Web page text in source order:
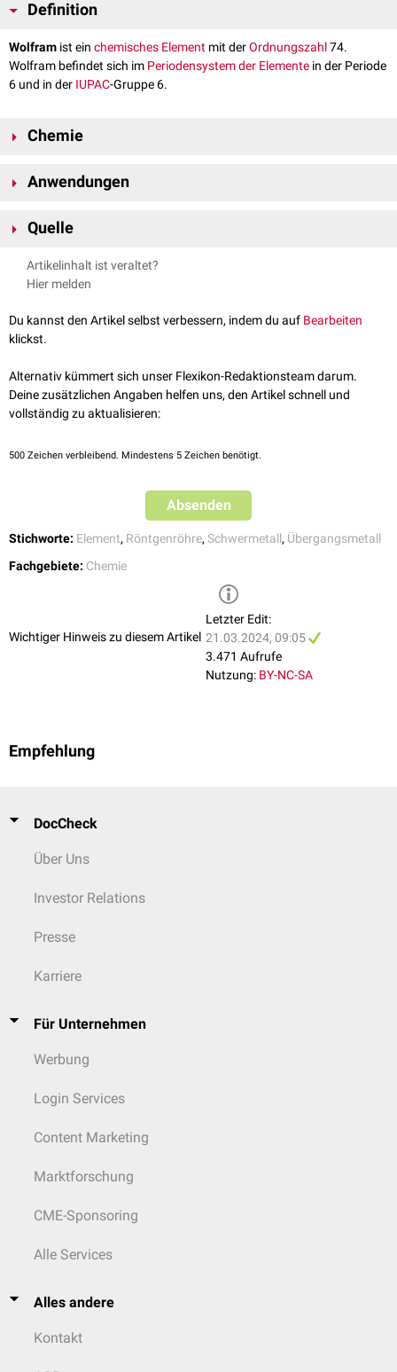
Definition
Wolfram ist ein chemisches Element mit derOrdnungszahl74.
Wolfram befindet sich im Periodensystem der Elemente in der Periode
6 und in der IUPAC-Gruppe 6.
Chemie
das chemisch sehr widerstandsfähig ist. Es hat ähnliche Eigenschaften
Schmelzpunkt
Anwendungen
Herstellung von Hartmetallen verarbeitet. Weiterhin wird reines Wolfram
Röntgenröhreneingesetzt.
Quelle
Chemie Lexikon
Artikelinhalt ist veraltet?
Hier melden
Du kannst den Artikel selbst verbessern, indem du auf Bearbeiten
klickst.
Alternativ kümmert sich unser Flexikon-Redaktionsteam darum.
Deine zusätzlichen Angaben helfen uns, den Artikel schnell und
vollständig zu aktualisieren:
500 Zeichen verbleibend. Mindestens 5 Zeichen benötigt.
Absenden
Stichworte: Element, Röntgenröhre, Schwermetall, Übergangsmetall
Fachgebiete: Chemie
Wichtiger Hinweis zu diesem Artikel
Letzter Edit:
21.03.2024, 09:05
3.471 Aufrufe
Nutzung: BY-NC-SA
Empfehlung
DocCheck
Über Uns
Investor Relations
Presse
Karriere
Für Unternehmen
Werbung
Login Services
Content Marketing
Marktforschung
CME-Sponsoring
Alle Services
Alles andere
Kontakt